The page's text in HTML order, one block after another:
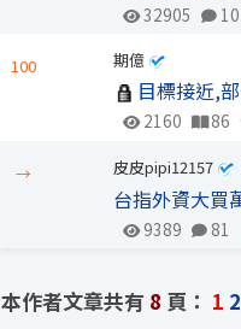
32905
100 期億
目標接近,
2160 86
→ 皮皮pipi12157
台指外資大買
9389 81
本作者文章共有 8 頁： 1 2